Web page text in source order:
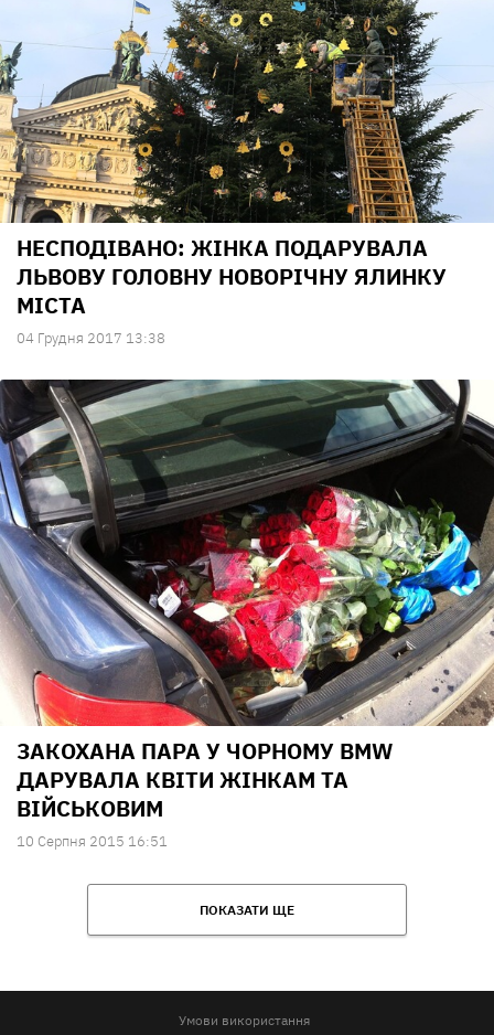
НЕСПОДІВАНО: ЖІНКА ПОДАРУВАЛА
ЛЬВОВУ ГОЛОВНУ НОВОРІЧНУ ЯЛИНКУ
МІСТА
04 Грудня 2017 13:38
ЗАКОХАНА ПАРА У ЧОРНОМУ BMW
ДАРУВАЛА КВІТИ ЖІНКАМ ТА
ВІЙСЬКОВИМ
10 Серпня 2015 16:51
ПОКАЗАТИ ЩЕ
Умови використання